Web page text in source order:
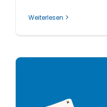
Weiterlesen